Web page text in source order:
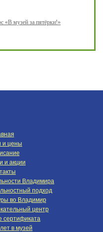
«В музей за пятёрки!»
и цены
и акции
Владимира
подход
во Владимир
центр
в музей